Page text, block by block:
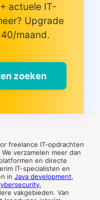
actuele IT-
Upgrade
maand.
zoeken
freelance IT-opdrachten
verzamelen meer dan
en directe
IT-specialisten en
in Java development,
,
vakgebieden. Van